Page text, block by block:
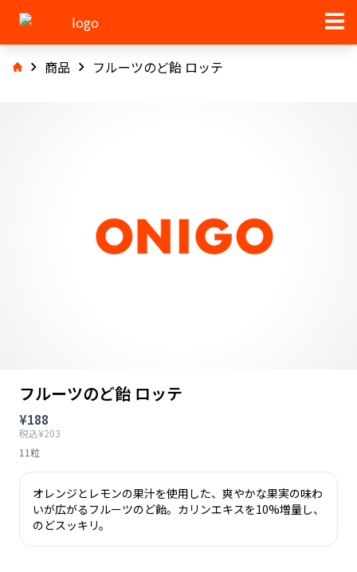
商品 フルーツのど飴 ロッテ
フルーツのど飴 ロッテ
¥188
税込¥203
11粒
オレンジとレモンの果汁を使用した、爽やかな果実の味わ
いが広がるフルーツのど飴。カリンエキスを10%増量し、
のどスッキリ。